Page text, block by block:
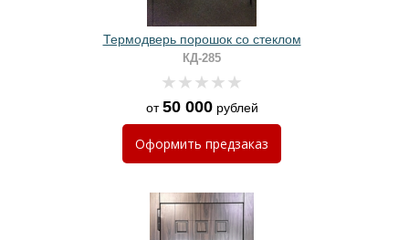
Термодверь порошок со стеклом
КД-285
от50 000рублей
Оформить предзаказ